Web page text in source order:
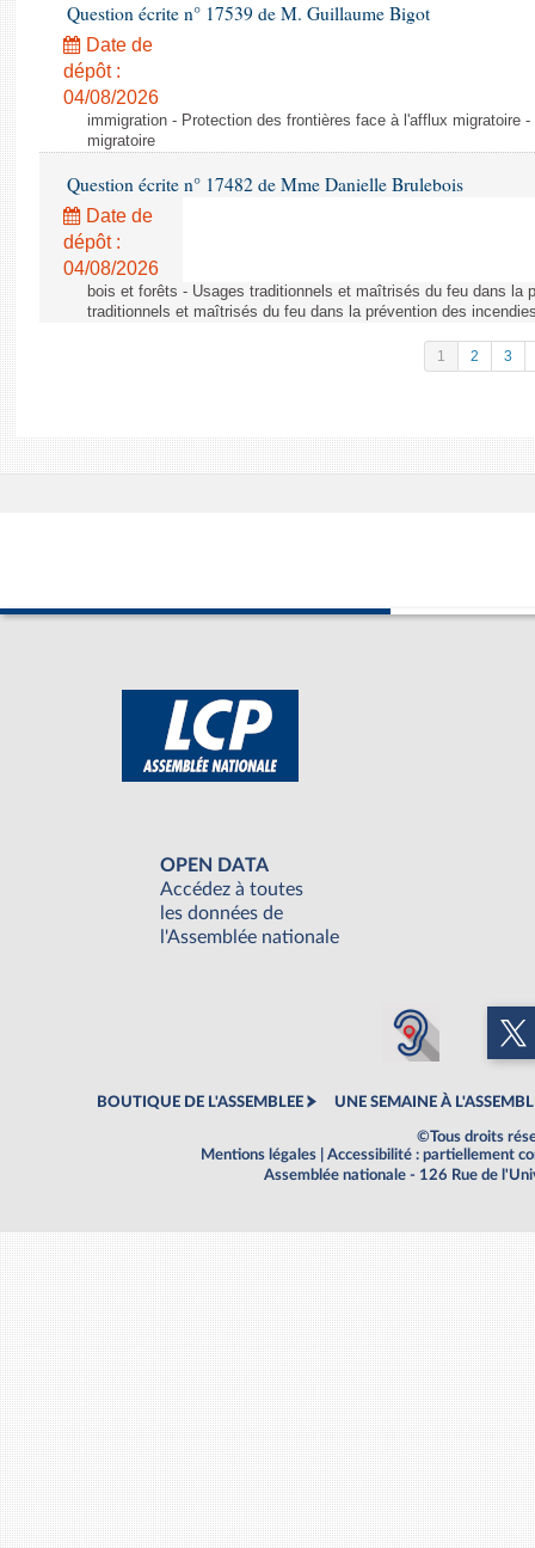
Question écrite n° 17539 de M. Guillaume Bigot
Date de
dépôt :
04/08/2026
immigration - Protection des frontières face à l'afflux migratoire
migratoire
Question écrite n° 17482 de Mme Danielle Brulebois
Date de
dépôt :
04/08/2026
bois et forêts - Usages traditionnels et maîtrisés du feu dans la
traditionnels et maîtrisés du feu dans la prévention des
1 2 3
OPEN DATA
Accédez à toutes
les données de
l'Assemblée nationale
BOUTIQUE DE L'ASSEMBLEE UNE SEMAINE À
©Tous droits
Mentions légales
Accessibilité : partiellement
Assemblée nationale - 126 Rue de